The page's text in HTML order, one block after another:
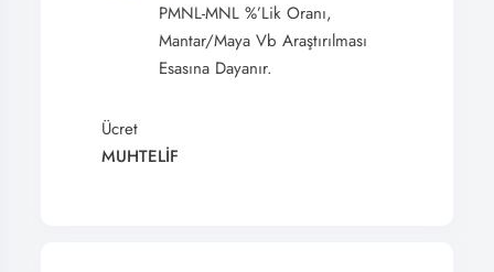
PMNL-MNL %’lik Oranı,
Mantar/maya Vb Araştırılması
Esasına Dayanır.
Ücret
MUHTELİF